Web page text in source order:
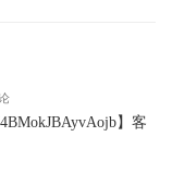
】客